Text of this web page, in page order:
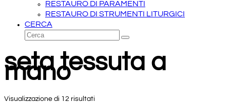
RESTAURO DI PARAMENTI
RESTAURO DI STRUMENTI LITURGICI
CERCA
Cerca
Invia
seta tessuta a
mano
Visualizzazione di 12 risultati